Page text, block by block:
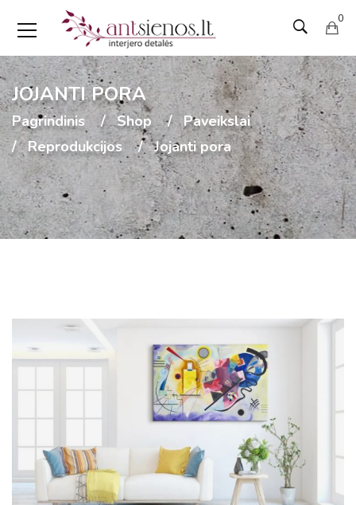
0
JOJANTI PORA
Pagrindinis Shop
Paveikslai
Reprodukcijos
Jojanti pora